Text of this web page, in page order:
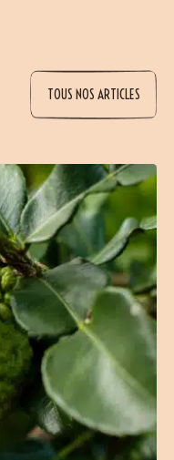
TOUS NOS ARTICLES